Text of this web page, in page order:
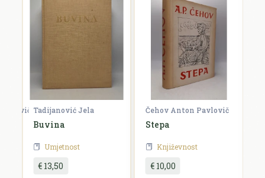
Tadijanović Jela
Buvina
Umjetnost
€ 13,50
Čehov Anton Pavlovič
Stepa
Književnost
€ 10,00